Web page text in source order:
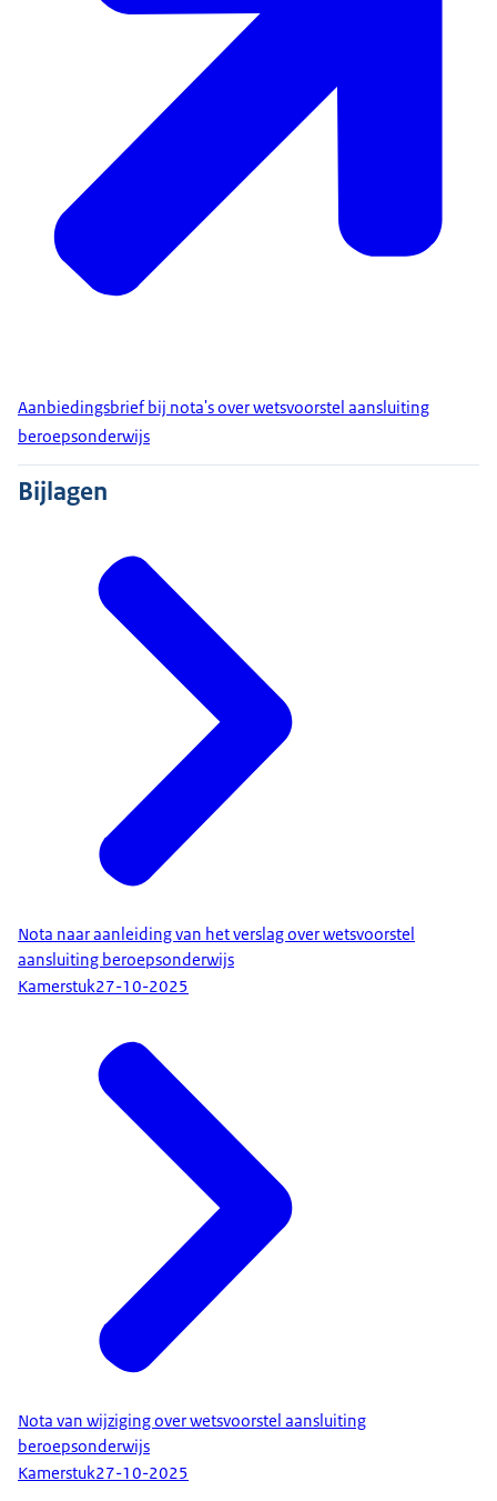
Aanbiedingsbrief bij nota's over wetsvoorstel aansluiting
beroepsonderwijs
Bijlagen
Nota naar aanleiding van het verslag over wetsvoorstel
aansluiting beroepsonderwijs
Kamerstuk27-10-2025
Nota van wijziging over wetsvoorstel aansluiting
beroepsonderwijs
Kamerstuk27-10-2025